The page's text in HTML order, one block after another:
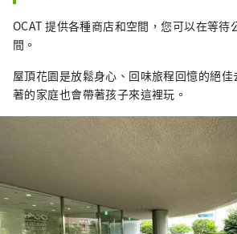
OCAT 提供各種商店和空間，您可以在等待
間。
屋頂花園是放鬆身心、回味旅程回憶的絕
著的家庭也會帶著孩子來這裡玩。